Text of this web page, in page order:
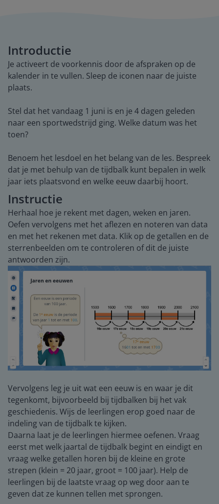
Introductie
Je activeert de voorkennis door de afspraken op de
kalender in te vullen. Sleep de iconen naar de juiste
plaats.
Stel dat het vandaag 1 juni is en je 4 dagen geleden
naar een sportwedstrijd ging. Welke datum was het
toen?
Benoem het lesdoel en het belang van de les. Bespreek
dat je met behulp van de tijdbalk kunt bepalen in welk
jaar iets plaatsvond en welke eeuw daarbij hoort.
Instructie
Herhaal hoe je rekent met dagen, weken en jaren.
Oefen vervolgens met het aflezen en noteren van data
en met het rekenen met data. Klik op de getallen en de
sterrenbeelden om te controleren of dit de juiste
antwoorden zijn.
Vervolgens leg je uit wat een eeuw is en waar je dit
tegenkomt, bijvoorbeeld bij tijdbalken bij het vak
geschiedenis. Wijs de leerlingen erop goed naar de
indeling van de tijdbalk te kijken.
Daarna laat je de leerlingen hiermee oefenen. Vraag
eerst met welk jaartal de tijdbalk begint en eindigt en
vraag welke getallen horen bij de kleine en grote
strepen (klein = 20 jaar, groot = 100 jaar). Help de
leerlingen bij de laatste vraag op weg door aan te
geven dat ze kunnen tellen met sprongen.